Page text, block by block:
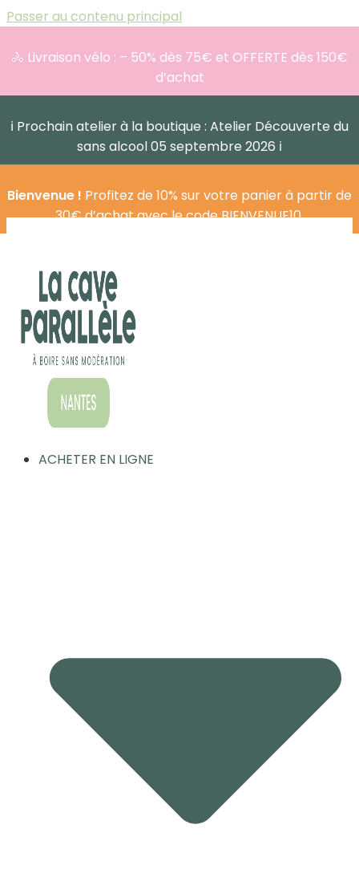
Passer au contenu principal
🚴 Livraison vélo : – 50% dès 75€ et OFFERTE dès 150€
d’achat
ℹ️ Prochain atelier à la boutique : Atelier Découverte du
sans alcool 05 septembre 2026 ℹ️
Bienvenue ! Profitez de 10% sur votre panier à partir de
30€ d’achat avec le code BIENVENUE10.
ACHETER EN LIGNE